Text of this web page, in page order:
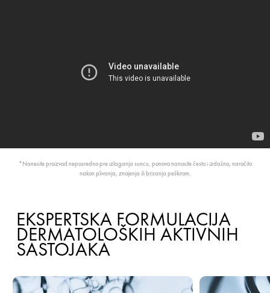
*Nanesite proizvod neposredno pre izlaganja suncu, ponovo nanosite često i izdašno, naročito
nakon plivanja, znojenja ili brisanja peškirom.
EKSPERTSKA FORMULACIJA
DERMATOLOŠKIH AKTIVNIH
SASTOJAKA